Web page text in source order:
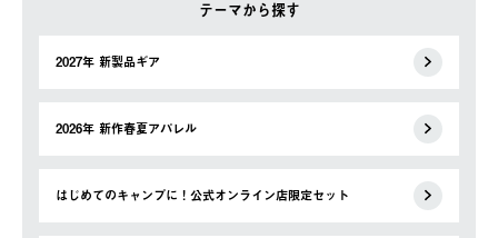
テーマから探す
2027年 新製品ギア
2026年 新作春夏アパレル
はじめてのキャンプに！公式オンライン店限定セット